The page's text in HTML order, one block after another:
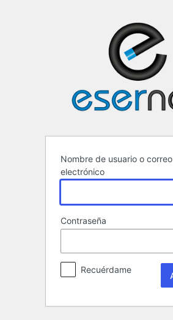
Nombre de usuario o correo
electrónico
Contraseña
Recuérdame